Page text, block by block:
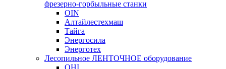
фрезерно-горбыльные станки
OIN
Алтайлестехмаш
Тайга
Энергосила
Энерготех
Лесопильное ЛЕНТОЧНОЕ оборудование